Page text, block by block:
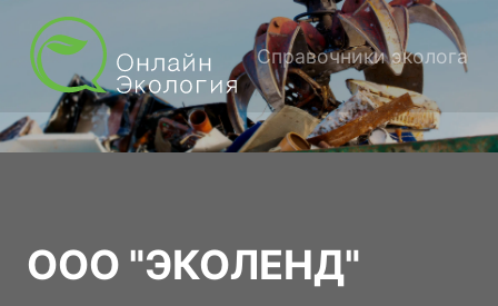
Справочники эколога
ООО "ЭКОЛЕНД"